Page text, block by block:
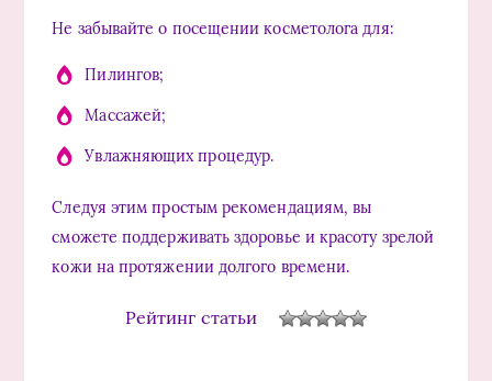
Не забывайте о посещении косметолога для:
Пилингов;
Массажей;
Увлажняющих процедур.
Следуя этим простым рекомендациям, вы
сможете поддерживать здоровье и красоту зрелой
кожи на протяжении долгого времени.
Рейтинг статьи